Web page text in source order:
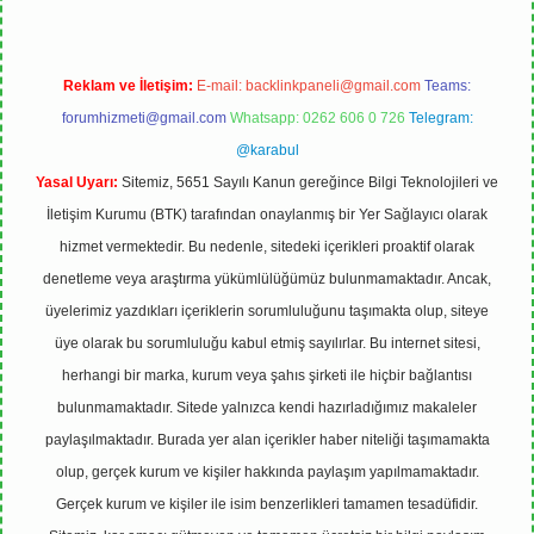
Reklam ve İletişim: E-mail: backlinkpaneli@gmail.com Teams:
forumhizmeti@gmail.com Whatsapp: 0262 606 0 726 Telegram:
@karabul
Yasal Uyarı: Sitemiz, 5651 Sayılı Kanun gereğince Bilgi Teknolojileri ve
İletişim Kurumu (BTK) tarafından onaylanmış bir Yer Sağlayıcı olarak
hizmet vermektedir. Bu nedenle, sitedeki içerikleri proaktif olarak
denetleme veya araştırma yükümlülüğümüz bulunmamaktadır. Ancak,
üyelerimiz yazdıkları içeriklerin sorumluluğunu taşımakta olup, siteye
üye olarak bu sorumluluğu kabul etmiş sayılırlar. Bu internet sitesi,
herhangi bir marka, kurum veya şahıs şirketi ile hiçbir bağlantısı
bulunmamaktadır. Sitede yalnızca kendi hazırladığımız makaleler
paylaşılmaktadır. Burada yer alan içerikler haber niteliği taşımamakta
olup, gerçek kurum ve kişiler hakkında paylaşım yapılmamaktadır.
Gerçek kurum ve kişiler ile isim benzerlikleri tamamen tesadüfidir.